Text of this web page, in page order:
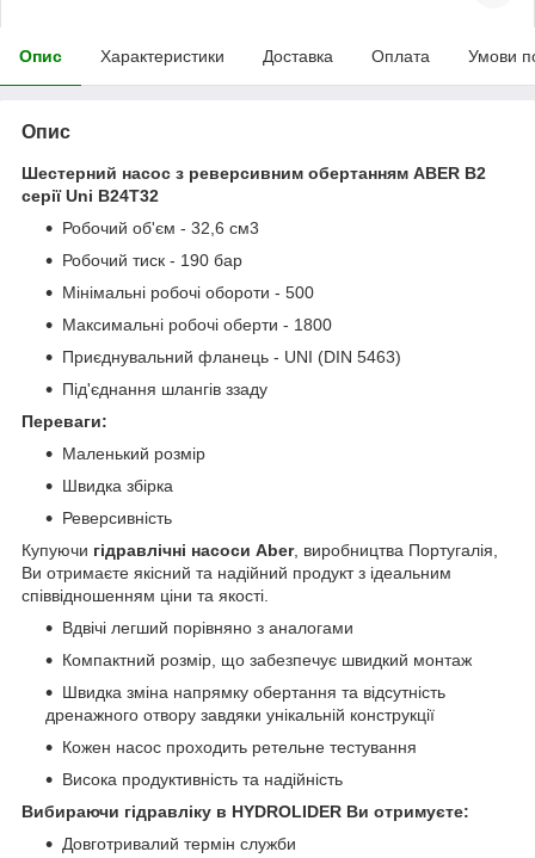
Опис Характеристики Доставка Оплата Умови
Опис
Шестерний насос з реверсивним обертанням ABER В2
серії Uni B24T32
Робочий об'єм - 32,6 см3
Робочий тиск - 190 бар
Мінімальні робочі обороти - 500
Максимальні робочі оберти - 1800
Приєднувальний фланець - UNI (DIN 5463)
Під'єднання шлангів ззаду
Переваги:
Маленький розмір
Швидка збірка
Реверсивність
Купуючи гідравлічні насоси Aber, виробництва Португалія,
Ви отримаєте якісний та надійний продукт з ідеальним
співвідношенням ціни та якості.
Вдвічі легший порівняно з аналогами
Компактний розмір, що забезпечує швидкий монтаж
Швидка зміна напрямку обертання та відсутність
дренажного отвору завдяки унікальній конструкції
Кожен насос проходить ретельне тестування
Висока продуктивність та надійність
Вибираючи гідравліку в HYDROLIDER Ви отримуєте:
Довготривалий термін служби